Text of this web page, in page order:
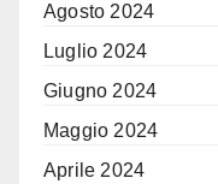
Agosto 2024
Luglio 2024
Giugno 2024
Maggio 2024
Aprile 2024